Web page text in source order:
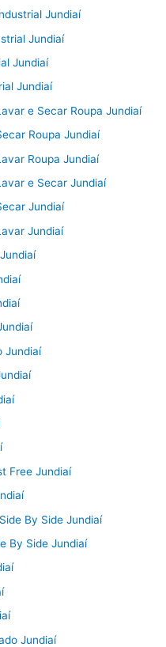
Jundiaí
Jundiaí
Jundiaí
Jundiaí
e Secar Roupa Jundiaí
Roupa Jundiaí
Roupa Jundiaí
e Secar Jundiaí
Jundiaí
Jundiaí
Jundiaí
Free Jundiaí
By Side Jundiaí
By Side Jundiaí
Jundiaí